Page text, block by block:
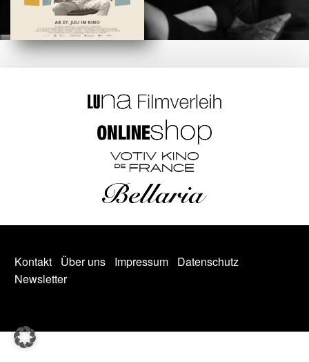
Kontakt Über uns Impressum
Datenschutz
Newsletter